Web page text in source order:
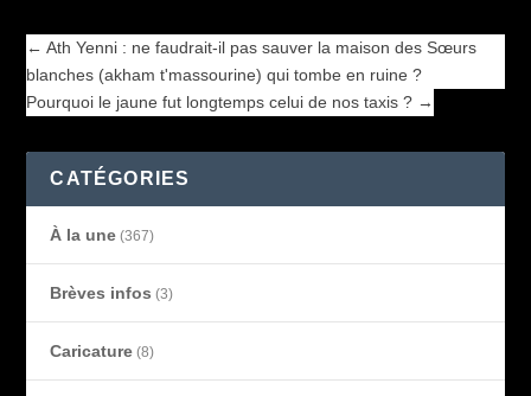
←Ath Yenni : ne faudrait-il pas sauver la maison des Sœurs
blanches (akham t'massourine) qui tombe en ruine ?
Pourquoi le jaune fut longtemps celui de nos taxis ? →
CATÉGORIES
À la une (367)
Brèves infos (3)
Caricature (8)